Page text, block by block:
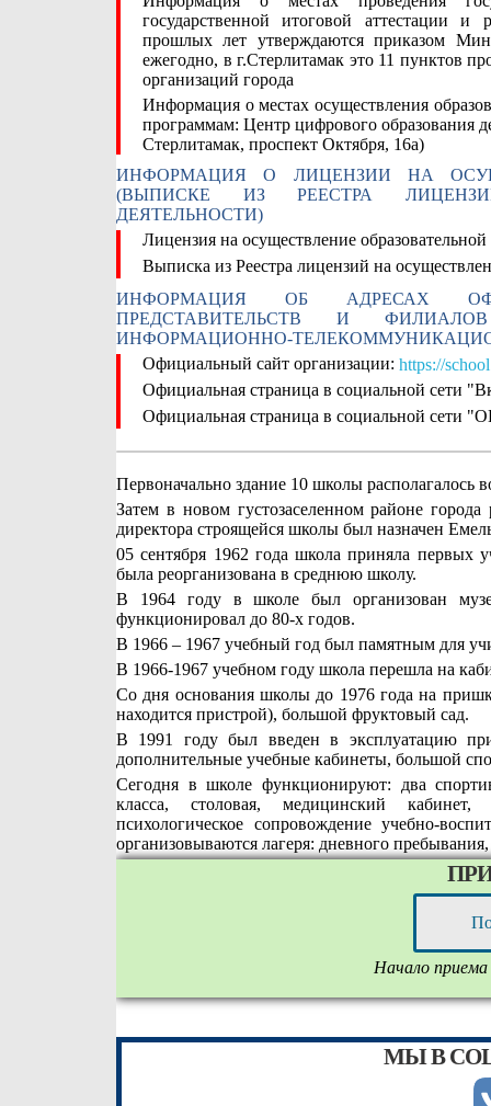
государственной итоговой аттестации
прошлых лет утверждаются приказом
ежегодно, в г.Стерлитамак это 11 пунктов
организаций города
Информация о местах осуществления
программам: Центр цифрового образования
Стерлитамак, проспект Октября, 16а)
ИНФОРМАЦИЯ О ЛИЦЕНЗИИ НА
(ВЫПИСКЕ ИЗ РЕЕСТРА
ДЕЯТЕЛЬНОСТИ)
Лицензия на осуществление
Выписка из Реестра лицензий на
ИНФОРМАЦИЯ ОБ АДРЕСАХ
ПРЕДСТАВИТЕЛЬСТВ И
ИНФОРМАЦИОННО-
Официальный сайт организации: https://
Официальная страница в социальной сети
Официальная страница в социальной сети
Первоначально здание 10 школы располагалось
Затем в новом густозаселенном районе
директора строящейся школы был назначен
05 сентября 1962 года школа приняла первых
была реорганизована в среднюю школу.
В 1964 году в школе был организован
функционировал до 80-х годов.
В 1966 – 1967 учебный год был памятным для
В 1966-1967 учебном году школа перешла на
Со дня основания школы до 1976 года на
находится пристрой), большой фруктовый сад.
В 1991 году был введен в эксплуатацию
дополнительные учебные кабинеты, большой
Сегодня в школе функционируют: два
класса, столовая, медицинский кабинет,
психологическое сопровождение учебно-
организовываются лагеря: дневного
Начало приема
МЫ В